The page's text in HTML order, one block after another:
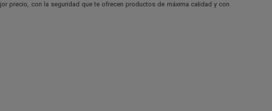
precio, con la seguridad que te ofrecen productos de máxima calidad y con